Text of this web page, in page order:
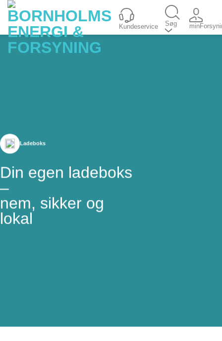
Fortsæt
indhold
Kundeservice Søg
Ladeboks
Din egen ladeboks
–
nem, sikker og
lokal